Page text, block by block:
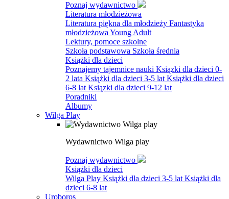
Poznaj wydawnictwo
Literatura młodzieżowa
Literatura piękna dla młodzieży Fantastyka
młodzieżowa Young Adult
Lektury, pomoce szkolne
Szkoła podstawowa Szkoła średnia
Książki dla dzieci
Poznajemy tajemnice nauki Ksiązki dla dzieci 0-
2 lata Książki dla dzieci 3-5 lat Książki dla dzieci
6-8 lat Ksiązki dla dzieci 9-12 lat
Poradniki
Albumy
Wilga Play
Wydawnictwo Wilga play
Poznaj wydawnictwo
Książki dla dzieci
Wilga Play Książki dla dzieci 3-5 lat Książki dla
dzieci 6-8 lat
Uroboros